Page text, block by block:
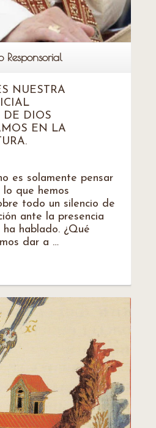
Responsorial
NUESTRA
DE DIOS
EN LA
es solamente pensar
que hemos
todo un silencio de
ante la presencia
hablado. ¿Qué
dar a …
Leer más